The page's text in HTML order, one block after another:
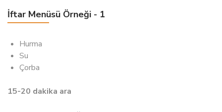
İftar Menüsü Örneği - 1
Hurma
Su
Çorba
15-20 dakika ara